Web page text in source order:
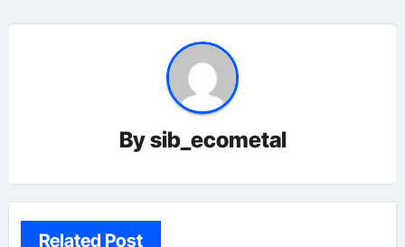
Bysib_ecometal
Related Post